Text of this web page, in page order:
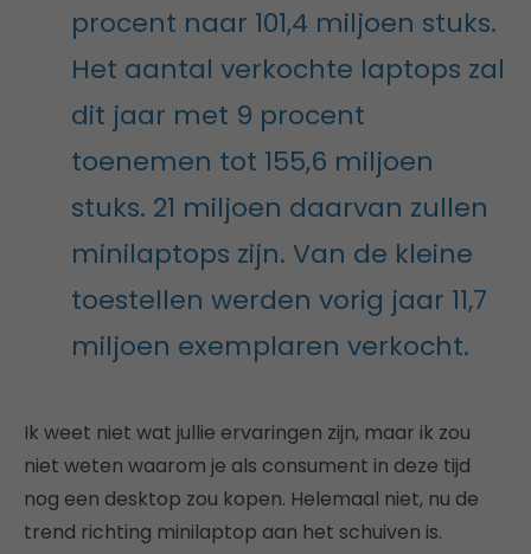
procent naar 101,4 miljoen stuks.
Het aantal verkochte laptops zal
dit jaar met 9 procent
toenemen tot 155,6 miljoen
stuks. 21 miljoen daarvan zullen
minilaptops zijn. Van de kleine
toestellen werden vorig jaar 11,7
miljoen exemplaren verkocht.
Ik weet niet wat jullie ervaringen zijn, maar ik zou
niet weten waarom je als consument in deze tijd
nog een desktop zou kopen. Helemaal niet, nu de
trend richting minilaptop aan het schuiven is.